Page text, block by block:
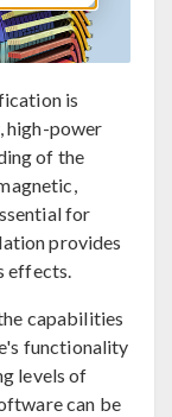
is
high-power
of the
for
provides
effects.
capabilities
functionality
levels of
can be